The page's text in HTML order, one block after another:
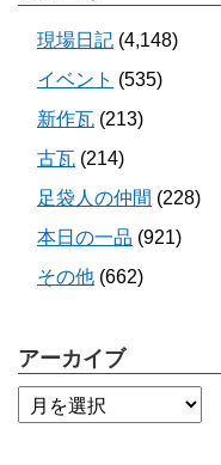
現場日記 (4,148)
イベント (535)
新作瓦 (213)
古瓦 (214)
足袋人の仲間 (228)
本日の一品 (921)
その他 (662)
アーカイブ